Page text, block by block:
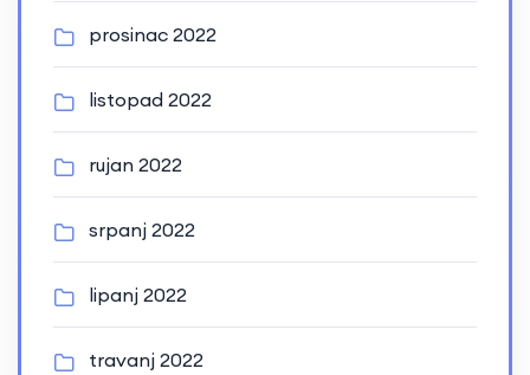
prosinac 2022
listopad 2022
rujan 2022
srpanj 2022
lipanj 2022
travanj 2022